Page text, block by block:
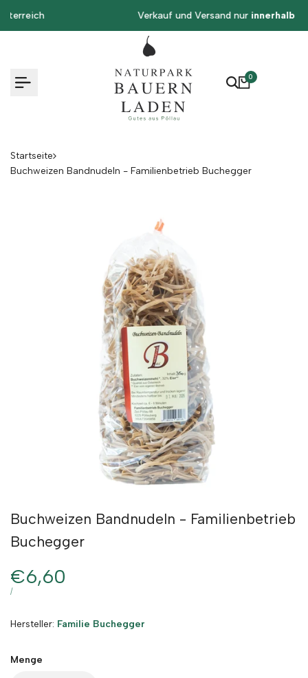
Zum
Verkauf und Versand nurinnerhalb Österreichs.
0
Startseite
Buchweizen Bandnudeln - Familienbetrieb Buchegger
Buchweizen Bandnudeln - Familienbetrieb
Buchegger
Verkaufspreis
€6,60
STÜCKPREIS
/PRO
Hersteller: Hersteller:
Familie Buchegger
Menge